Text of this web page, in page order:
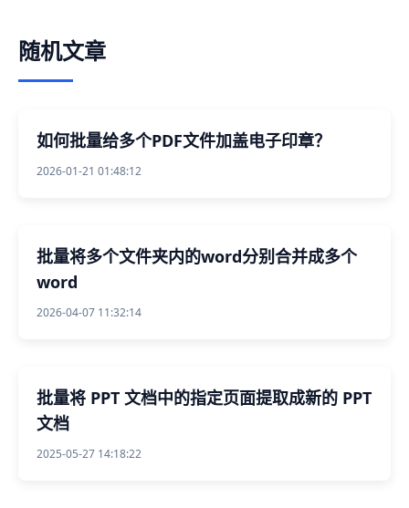
随机文章
如何批量给多个PDF文件加盖电子印章？
2026-01-21 01:48:12
批量将多个文件夹内的word分别合并成多个
word
2026-04-07 11:32:14
批量将 PPT 文档中的指定页面提取成新的 PPT
文档
2025-05-27 14:18:22